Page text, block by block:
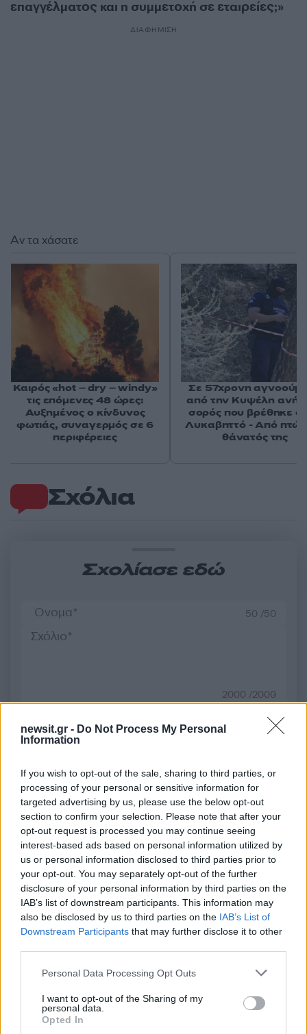
newsit.gr - Do Not Process My Personal
Information
If you wish to opt-out of the sale, sharing to third parties, or
processing of your personal or sensitive information for
targeted advertising by us, please use the below opt-out
section to confirm your selection. Please note that after your
opt-out request is processed you may continue seeing
interest-based ads based on personal information utilized by
us or personal information disclosed to third parties prior to
your opt-out. You may separately opt-out of the further
disclosure of your personal information by third parties on the
IAB’s list of downstream participants. This information may
also be disclosed by us to third parties on the IAB’s List of
Downstream Participants that may further disclose it to other
Please note that this website/app uses one or more Google
not limited to your visit or usage behaviour. You may click to
grant or deny consent to Google and its third-party tags to
use your data for below specified purposes in below Google
Personal Data Processing Opt Outs
I want to opt-out of the Sharing of my
personal data.
Opted In
επαγγέλματος και η συμμετοχή σε εταιρείες;»
ΔΙΑΦΗΜΙΣΗ
Σχόλια
Σχολίασε εδώ
50 /50
2000 /2000
Πολιτική
ΠΑΣΟΚ
ΠΑΥΛΟΣ ΜΑΡΙΝΑΚΗΣ
Share:
Ακολουθήστε το Νewsit.gr στοGoogle Newsκαι
ενημερωθείτε πρώτοι για όλη την ειδησεογραφία και τα
τελευταία νέατης ημέρας
Αν τα χάσατε
Καιρός «hot – dry – windy»
τις επόμενες 48 ώρες:
Αυξημένος ο κίνδυνος
φωτιάς, συναγερμός σε 6
περιφέρειες
Σε 57χρονη
από την Κυψέλη
σορός που βρέθηκε
Λυκαβηττό - Από
θάνατός της
Πιο δημοφιλή
Σοκαριστική υπόθεση στην Κρήτη:
Τουρίστας ρωτούσε πόσο να πληρώσει για